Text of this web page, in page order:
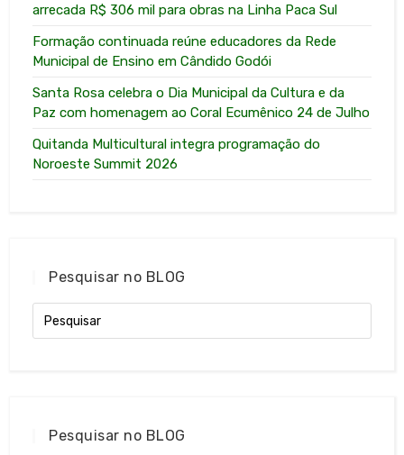
arrecada R$ 306 mil para obras na Linha Paca Sul
Formação continuada reúne educadores da Rede
Municipal de Ensino em Cândido Godói
Santa Rosa celebra o Dia Municipal da Cultura e da
Paz com homenagem ao Coral Ecumênico 24 de Julho
Quitanda Multicultural integra programação do
Noroeste Summit 2026
Pesquisar no BLOG
Pesquisar no BLOG